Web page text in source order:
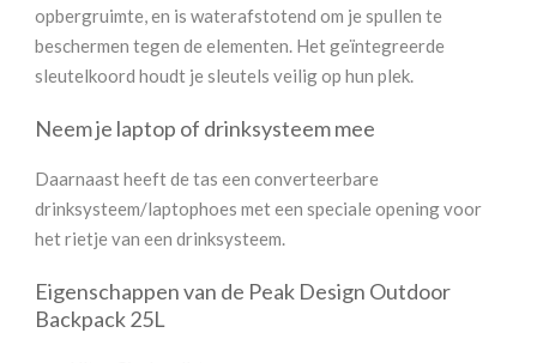
opbergruimte, en is waterafstotend om je spullen te
beschermen tegen de elementen. Het geïntegreerde
sleutelkoord houdt je sleutels veilig op hun plek.
Neem je laptop of drinksysteem mee
Daarnaast heeft de tas een converteerbare
drinksysteem/laptophoes met een speciale opening voor
het rietje van een drinksysteem.
Eigenschappen van de Peak Design Outdoor
Backpack 25L